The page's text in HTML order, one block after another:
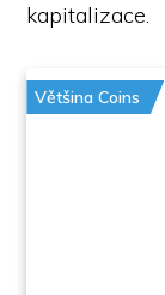
kapitalizace.
Většina Coins